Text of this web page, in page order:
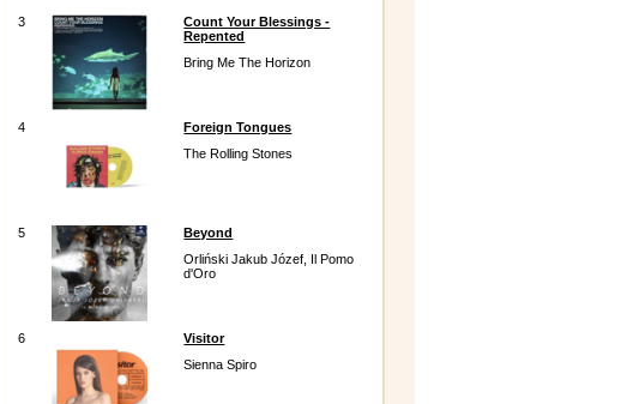
3
Count Your Blessings -
Repented
Bring Me The Horizon
4
Foreign Tongues
The Rolling Stones
5
Beyond
Orliński Jakub Józef, Il Pomo
d'Oro
6
Visitor
Sienna Spiro